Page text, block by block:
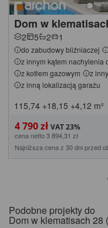
Dom w
2 5 2 1
do zabudowy bliźniaczej
z innym kątem nachylenia
z kotłem gazowym
z
z inną lokalizacją garażu
115,74 +18,15 +4,12 m²
4 790 zł
cena netto 3 894,31 zł
Najniższa cena z 30 dni przed
Podobne projekty do
Dom w klematisach 28